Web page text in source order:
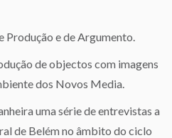
Produção e de Argumento.
de objectos com imagens
dos Novos Media.
uma série de entrevistas a
de Belém no âmbito do ciclo